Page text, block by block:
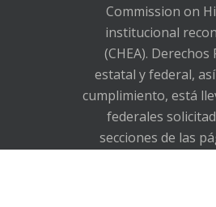
Commission on
institucional
(CHEA).
estatal y federal,
cumplimiento, está
federales
secciones de las